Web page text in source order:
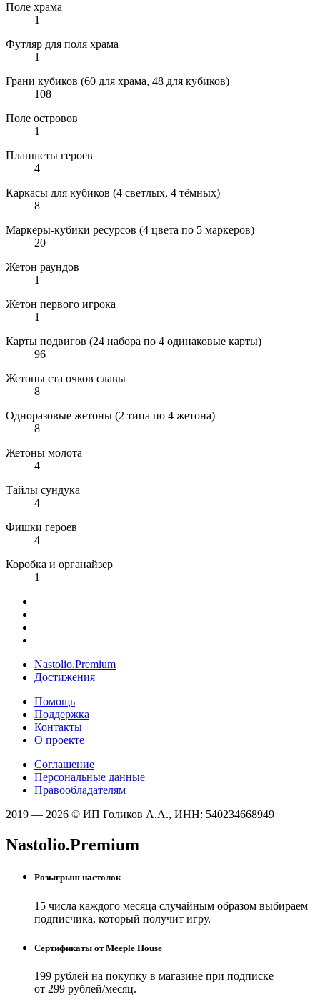
Поле храма
1
Футляр для поля храма
1
Грани кубиков (60 для храма, 48 для кубиков)
108
Поле островов
1
Планшеты героев
4
Каркасы для кубиков (4 светлых, 4 тёмных)
8
Маркеры-кубики ресурсов (4 цвета по 5 маркеров)
20
Жетон раундов
1
Жетон первого игрока
1
Карты подвигов (24 набора по 4 одинаковые карты)
96
Жетоны ста очков славы
8
Одноразовые жетоны (2 типа по 4 жетона)
8
Жетоны молота
4
Тайлы сундука
4
Фишки героев
4
Коробка и органайзер
1
Nastolio.Premium
Достижения
Помощь
Поддержка
Контакты
О проекте
Соглашение
Персональные данные
Правообладателям
2019 — 2026 © ИП Голиков А.А., ИНН: 540234668949
Nastolio.Premium
Розыгрыш настолок
15 числа каждого месяца случайным образом выбираем
подписчика, который получит игру.
Сертификаты от Meeple House
199 рублей на покупку в магазине при подписке
от 299 рублей/месяц.